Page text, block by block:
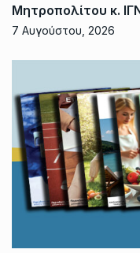
Μητροπολίτου κ.
7 Αυγούστου, 2026